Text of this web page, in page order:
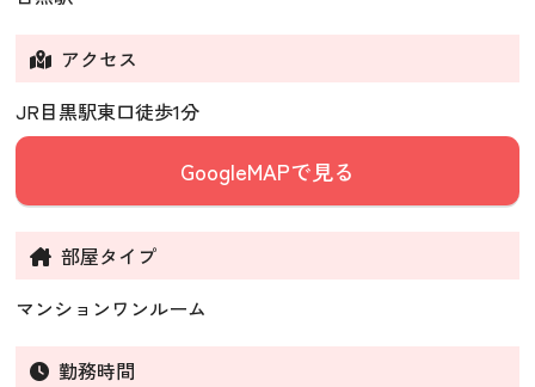
アクセス
JR目黒駅東口徒歩1分
GoogleMAPで見る
部屋タイプ
マンションワンルーム
勤務時間